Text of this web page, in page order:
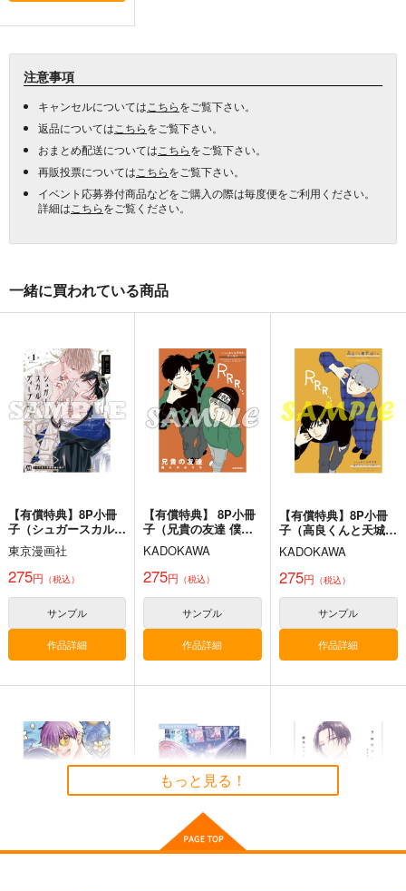
注意事項
キャンセルについては こちらをご覧下さい。
返品については こちらをご覧下さい。
おまとめ配送については こちらをご覧下さい。
再販投票については こちらをご覧下さい。
イベント応募券付商品などをご購入の際は毎度便をご利用ください。
詳細は こちらをご覧ください。
一緒に買われている商品
【有償特典】8P小冊
子（シュガースカルと
ディープキス 1）
東京漫画社
275円 （税込）
サンプル
作品詳細
【有償特典】 8P小冊
子（兄貴の友達 僕ら
のおうち）
KADOKAWA
275円 （税込）
サンプル
作品詳細
【有償特典】8P小冊
子（高良くんと天城く
ん 5）
KADOKAWA
275円 （税込）
サンプル
作品詳細
もっと見る！